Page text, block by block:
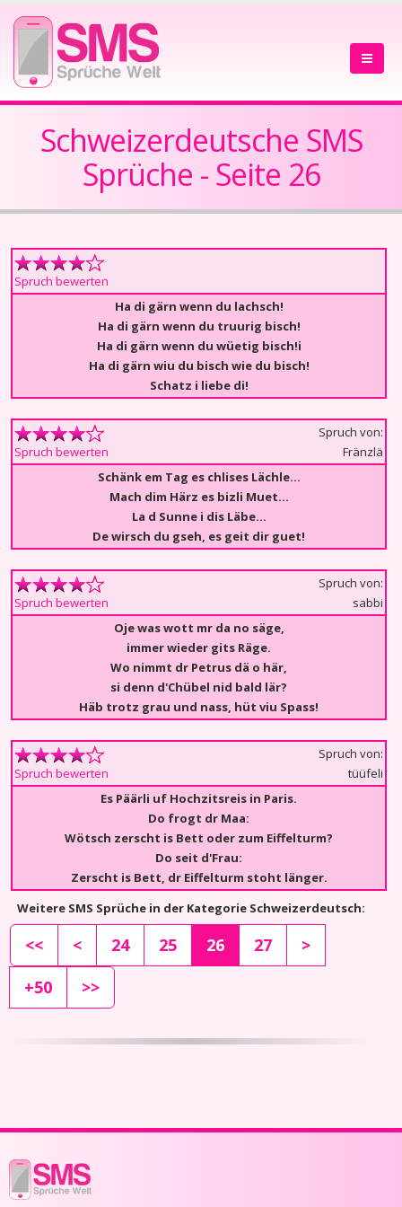
Schweizerdeutsche SMS
Sprüche - Seite 26
Spruch bewerten
Ha di gärn wenn du lachsch!
Ha di gärn wenn du truurig bisch!
Ha di gärn wenn du wüetig bisch!i
Ha di gärn wiu du bisch wie du bisch!
Schatz i liebe di!
Spruch bewerten
Spruch von:
Fränzlä
Schänk em Tag es chlises Lächle…
Mach dim Härz es bizli Muet…
La d Sunne i dis Läbe…
De wirsch du gseh, es geit dir guet!
Spruch bewerten
Spruch von:
sabbi
Oje was wott mr da no säge,
immer wieder gits Räge.
Wo nimmt dr Petrus dä o här,
si denn d'Chübel nid bald lär?
Häb trotz grau und nass, hüt viu Spass!
Spruch bewerten
Spruch von:
tüüfeli
Es Päärli uf Hochzitsreis in Paris.
Do frogt dr Maa:
Wötsch zerscht is Bett oder zum Eiffelturm?
Do seit d'Frau:
Zerscht is Bett, dr Eiffelturm stoht länger.
Weitere SMS Sprüche in der Kategorie Schweizerdeutsch:
<< < 24 25 26 27
>
+50
>>